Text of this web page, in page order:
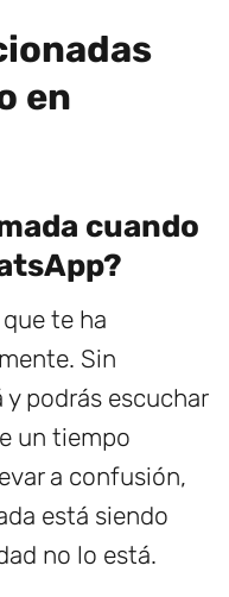
en
cuando
te ha
Sin
podrás escuchar
un tiempo
a confusión,
está siendo
no lo está.